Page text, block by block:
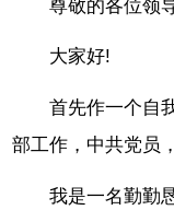
尊敬的各位领
大家好!
首先作一个自
部工作，中共党员
我是一名勤勤